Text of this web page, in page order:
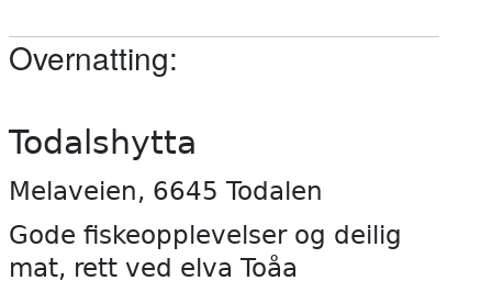
Overnatting:
Todalshytta
Melaveien, 6645 Todalen
Gode fiskeopplevelser og deilig
mat, rett ved elva Toåa